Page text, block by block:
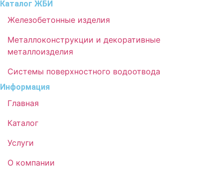
Каталог ЖБИ
Железобетонные изделия
Металлоконструкции и декоративные
металлоизделия
Системы поверхностного водоотвода
Информация
Главная
Каталог
Услуги
О компании